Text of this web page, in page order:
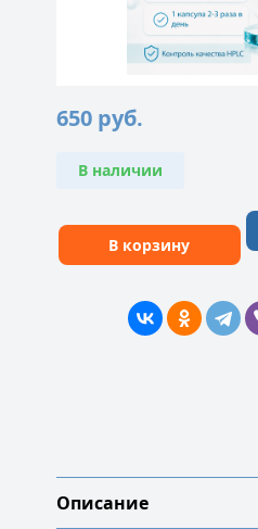
650 руб.
В наличии
В корзину
Описание